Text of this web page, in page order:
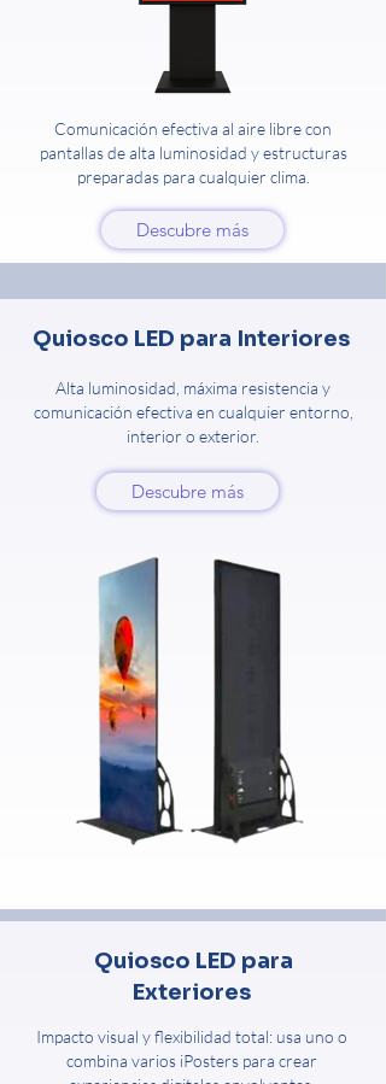
Comunicación efectiva al aire libre con
pantallas de alta luminosidad y estructuras
preparadas para cualquier clima.
Descubre más
Quiosco LED para Interiores
Alta luminosidad, máxima resistencia y
comunicación efectiva en cualquier entorno,
interior o exterior.
Descubre más
Quiosco LED para
Exteriores
Impacto visual y flexibilidad total: usa uno o
combina varios iPosters para crear